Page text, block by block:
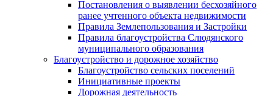
Постановления о выявлении бесхозяйного
ранее учтенного объекта недвижимости
Правила Землепользования и Застройки
Правила благоустройства Слюдянского
муниципального образования
Благоустройство и дорожное хозяйство
Благоустройство сельских поселений
Инициативные проекты
Дорожная деятельность